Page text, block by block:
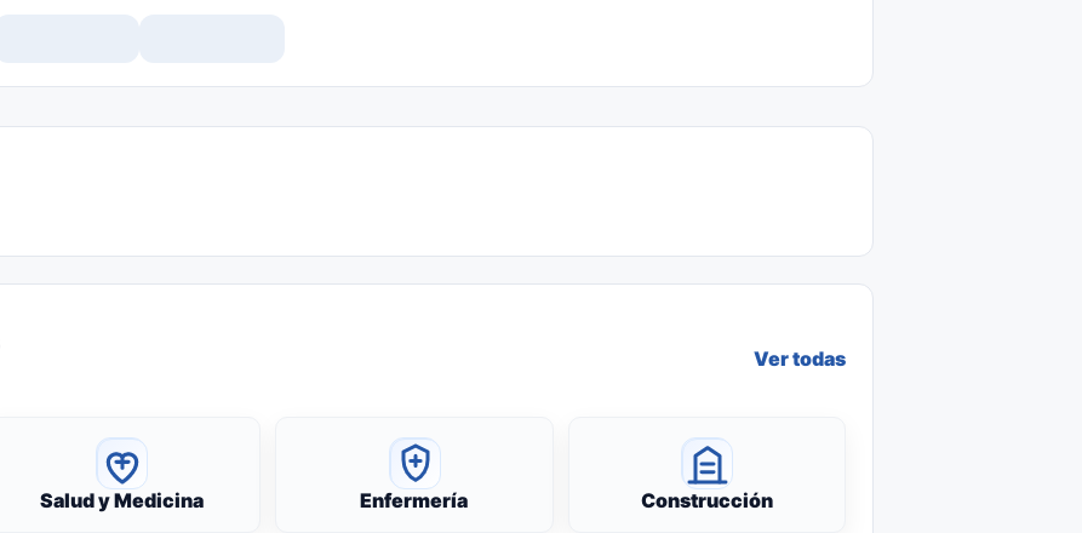
Ver todas
Salud y Medicina Enfermería Construcción